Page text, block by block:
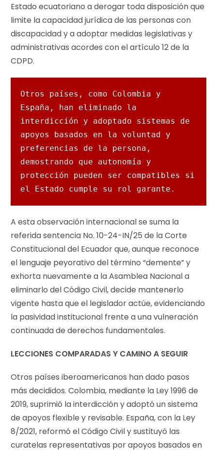
Estado ecuatoriano a derogar toda disposición que
limite la capacidad jurídica de las personas con
discapacidad y a adoptar medidas legislativas y
administrativas acordes con el artículo 12 de la
CDPD.
Otros países, como Colombia y
España, han eliminado la
interdicción y adoptado sistemas de
apoyos basados en la voluntad y
preferencias de la persona,
demostrando que autonomía y
protección pueden ser compatibles si
el Estado cumple su rol garante.
A esta observación internacional se suma la
referida sentencia No. 10-24-IN/25 de la Corte
Constitucional del Ecuador que, aunque reconoce
el lenguaje peyorativo del término “demente” y
exhorta nuevamente a la Asamblea Nacional a
eliminarlo del Código Civil, decide mantenerlo
vigente hasta que el legislador actúe, evidenciando
la pasividad institucional frente a una vulneración
continuada de derechos fundamentales.
LECCIONES COMPARADAS Y CAMINO A SEGUIR
Otros países iberoamericanos han dado pasos
más decididos. Colombia, mediante la Ley 1996 de
2019, suprimió la interdicción y adoptó un sistema
de apoyos flexible y revisable. España, con la Ley
8/2021, reformó el Código Civil y sustituyó las
curatelas representativas por apoyos basados en